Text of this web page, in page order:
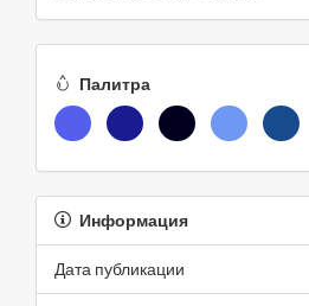
Палитра
Информация
Дата публикации